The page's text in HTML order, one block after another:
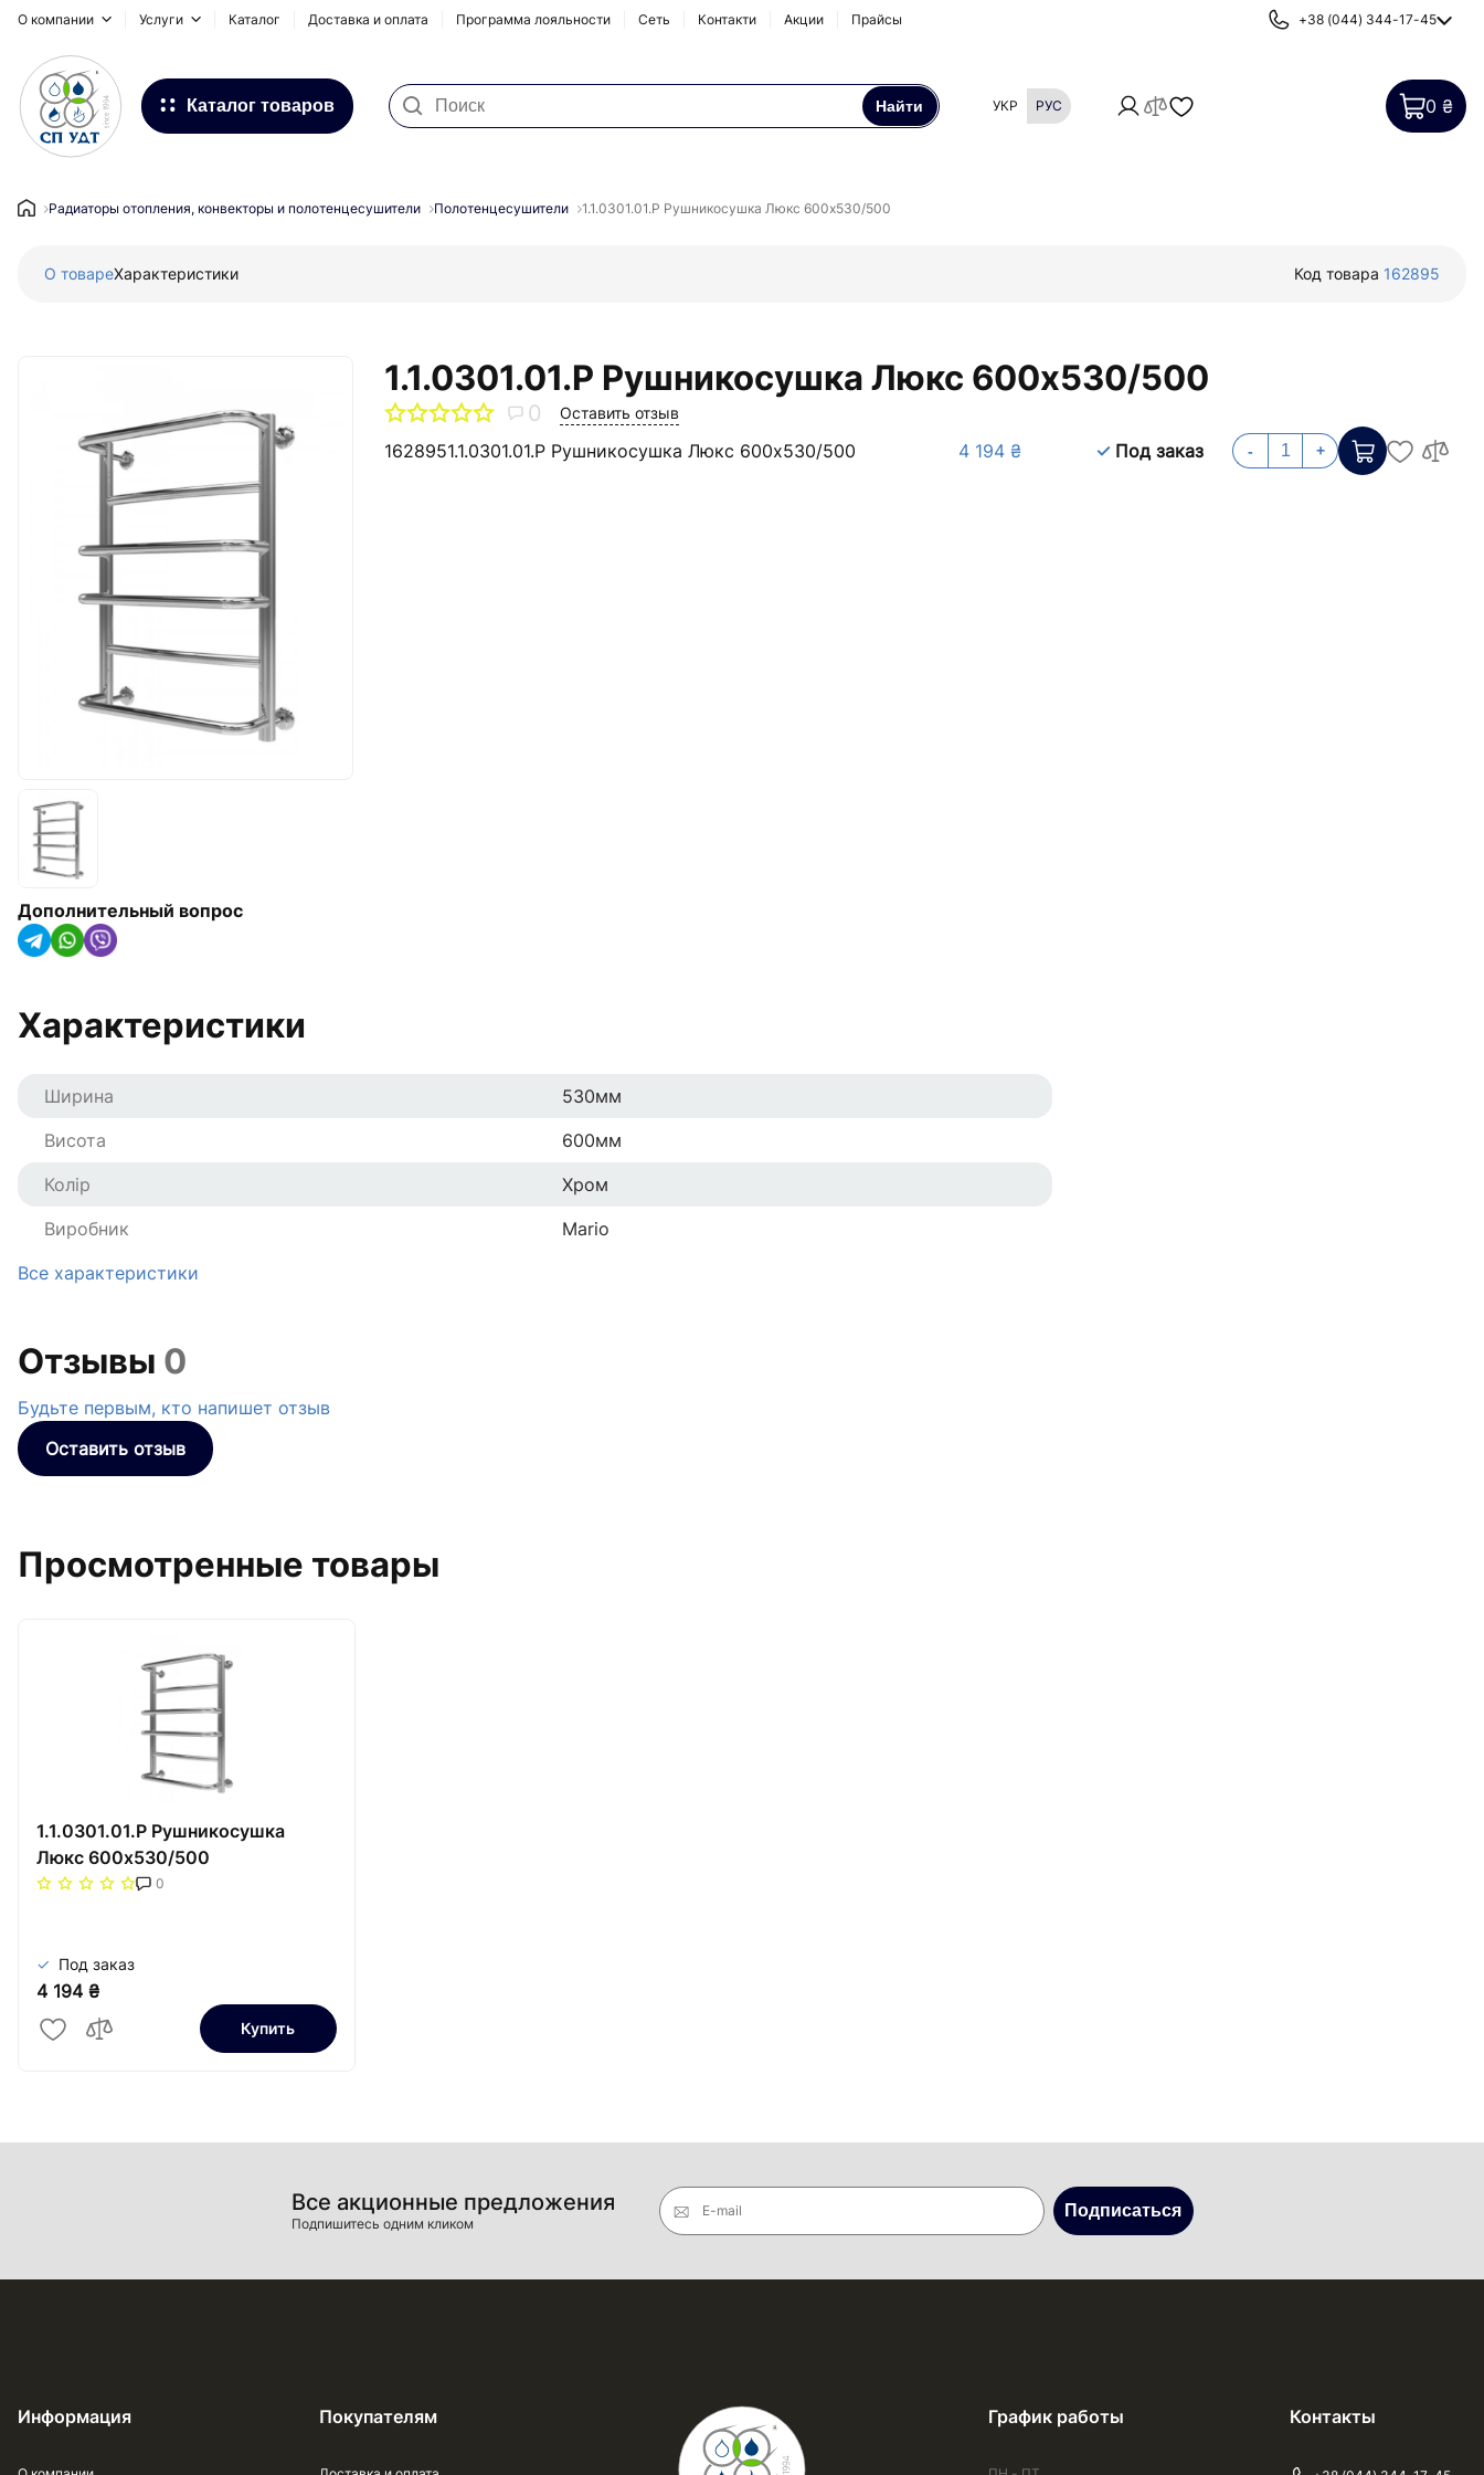
О компании Услуги Каталог Доставка и оплата Программа лояльности Сеть Контакти Акции Прайсы +38 (044) 344-17-45
Каталог товаров
Системы для наружных
Водоснабжение и Отопление
Инсталляционные системы,
сифоны и дренажные каналы
Запорная и регулирующая
Радиаторы отопления,
полотенцесушители
Оборудование для котельных
Насосное оборудование
Системы капельного орошения
Найти УКР РУС 0 ₴
Радиаторы отопления, конвекторы и полотенцесушители Полотенцесушители 1.1.0301.01.P Рушникосушка Люкс 600х530/500
О товареХарактеристики Код товара 162895
Дополнительный вопрос
1.1.0301.01.P Рушникосушка Люкс 600х530/500
0 Оставить отзыв
1628951.1.0301.01.P Рушникосушка Люкс 600х530/500 4 194 ₴ Под заказ - +
Характеристики
Ширина
530мм
Висота
600мм
Колір
Хром
Виробник
Mario
Все характеристики
Отзывы 0
Будьте первым, кто напишет отзыв
Оставить отзыв
Просмотренные товары
1.1.0301.01.P Рушникосушка
Люкс 600х530/500
0
Под заказ
4 194 ₴
Купить
Все акционные предложения
Подпишитесь одним кликом
E-mail Подписаться
Информация Покупателям График работы Контакты